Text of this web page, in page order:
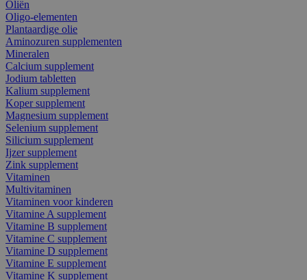
Oliën
Oligo-elementen
Plantaardige olie
Aminozuren supplementen
Mineralen
Calcium supplement
Jodium tabletten
Kalium supplement
Koper supplement
Magnesium supplement
Selenium supplement
Silicium supplement
Ijzer supplement
Zink supplement
Vitaminen
Multivitaminen
Vitaminen voor kinderen
Vitamine A supplement
Vitamine B supplement
Vitamine C supplement
Vitamine D supplement
Vitamine E supplement
Vitamine K supplement